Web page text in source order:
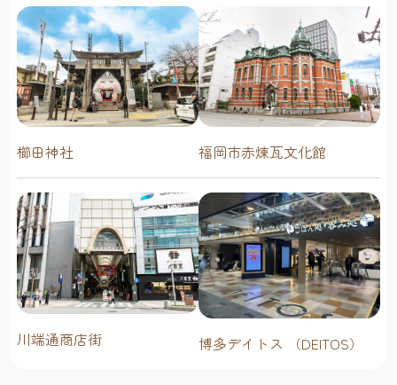
櫛田神社 福岡市赤煉瓦文化館
川端通商店街 博多デイトス （DEITOS）